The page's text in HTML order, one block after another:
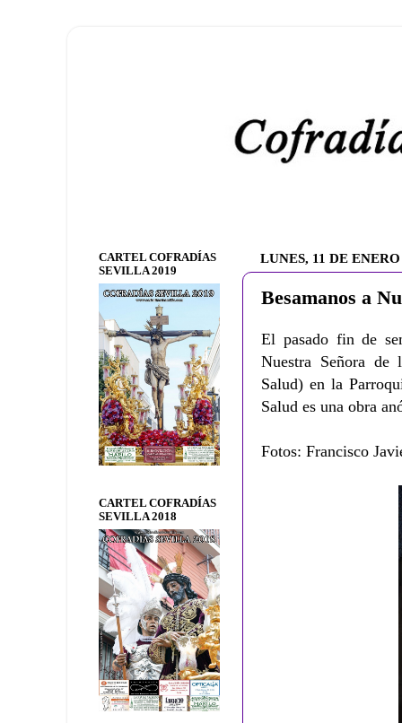
LUNES, 11 DE
Besamanos a
El pasado fin de
Nuestra Señora de
Salud) en la
Salud es una obra
Fotos: Francisco
CARTEL COFRADÍAS
SEVILLA 2019
CARTEL COFRADÍAS
SEVILLA 2018